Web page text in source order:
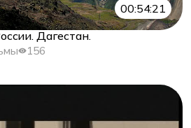
00:54:21
Дагестан.
156